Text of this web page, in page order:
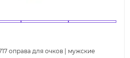
оправа для очков | мужские